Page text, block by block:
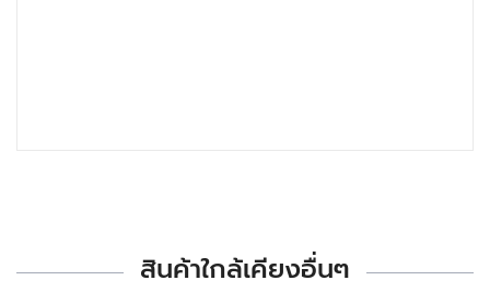
สินค้าใกล้เคียงอื่นๆ